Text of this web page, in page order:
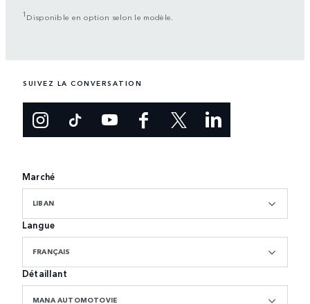
1 Disponible en option selon le modèle.
SUIVEZ LA CONVERSATION
Marché
LIBAN
Langue
FRANÇAIS
Détaillant
MANA AUTOMOTOVIE